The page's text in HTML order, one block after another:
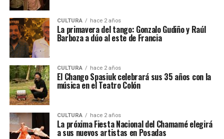
CULTURA hace 2 años
La primavera del tango: Gonzalo Gudiño y Raúl
Barboza a dúo al este de Francia
CULTURA hace 2 años
El Chango Spasiuk celebrará sus 35 años con la
música en el Teatro Colón
CULTURA hace 2 años
La próxima Fiesta Nacional del Chamamé elegirá
a sus nuevos artistas en Posadas